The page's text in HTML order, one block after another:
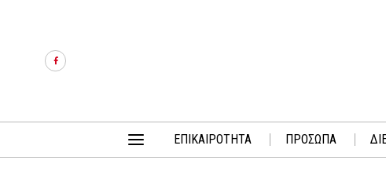
ΕΠΙΚΑΙΡΟΤΗΤΑ ΠΡΟΣΩΠΑ